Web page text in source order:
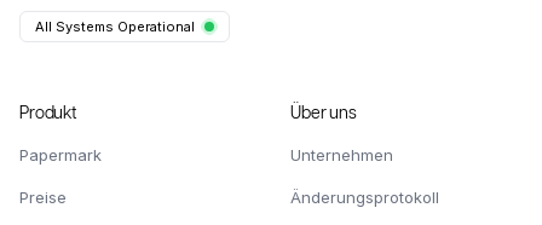
All Systems Operational
Produkt
Papermark
Preise
Über uns
Unternehmen
Änderungsprotokoll